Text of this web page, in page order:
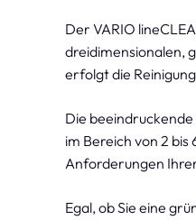
Der VARIO
dreidimensionalen,
erfolgt die
Die
im Bereich von 2
Anforderungen
Egal, ob Sie eine